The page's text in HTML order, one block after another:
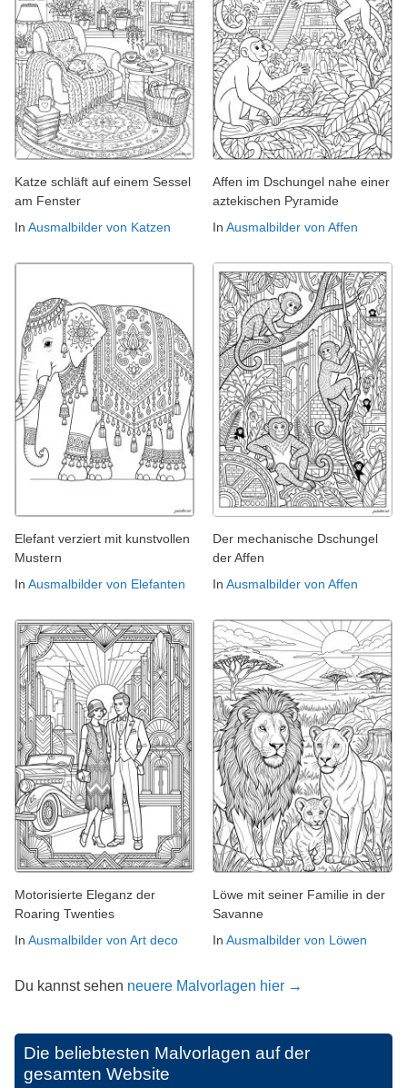
Katze schläft auf einem Sessel
am Fenster
In Ausmalbilder von Katzen
Affen im Dschungel nahe einer
aztekischen Pyramide
In Ausmalbilder von Affen
Elefant verziert mit kunstvollen
Mustern
In Ausmalbilder von Elefanten
Der mechanische Dschungel
der Affen
In Ausmalbilder von Affen
Motorisierte Eleganz der
Roaring Twenties
In Ausmalbilder von Art deco
Löwe mit seiner Familie in der
Savanne
In Ausmalbilder von Löwen
Du kannst sehen neuere Malvorlagen hier →
Die beliebtesten Malvorlagen auf der
gesamten Website